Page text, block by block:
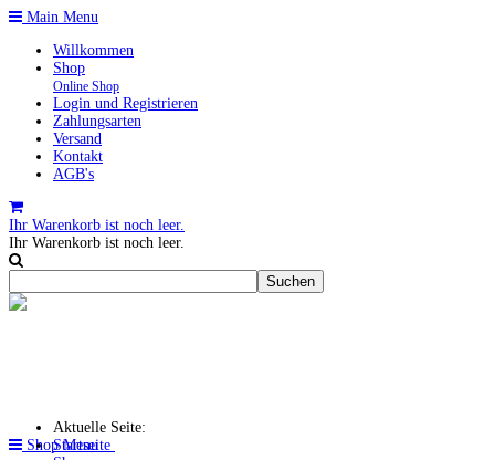
Main Menu
Willkommen
Shop
Online Shop
Login und Registrieren
Zahlungsarten
Versand
Kontakt
AGB's
Ihr Warenkorb ist noch leer.
Ihr Warenkorb ist noch leer.
Shop Menu
Aktuelle Seite:
Startseite